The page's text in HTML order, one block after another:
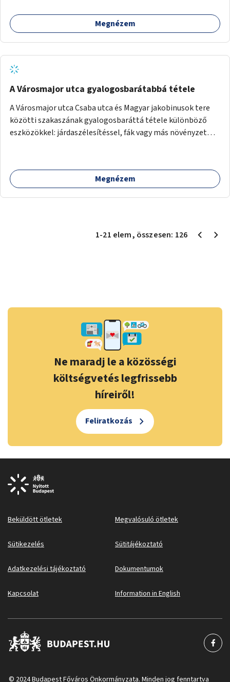
Megnézem
A Városmajor utca gyalogosbarátabbá tétele
A Városmajor utca Csaba utca és Magyar jakobinusok tere
közötti szakaszának gyalogosbaráttá tétele különböző
eszközökkel: járdaszélesítéssel, fák vagy más növényzet
Megnézem
1-21 elem, összesen: 126
Ne maradj le a közösségi
költségvetés legfrissebb
híreiről!
Feliratkozás
Beküldött ötletek Megvalósuló ötletek
Sütikezelés Sütitájékoztató
Adatkezelési tájékoztató Dokumentumok
Kapcsolat Information in English
© 2024 Budapest Főváros Önkormányzata. Minden jog fenntartva